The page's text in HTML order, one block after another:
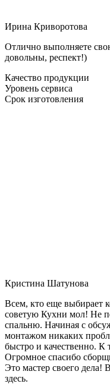
Ирина Криворотова
Отлично выполняете
довольны, респект!)
Качество продукции
Уровень сервиса
Срок изготовления
Кристина Шатунова
Всем, кто еще выбирает
советую Кухни мол! Не
спальню. Начиная с
монтажом никаких
быстро и качественно.
Огромное спасибо
Это мастер своего дела!
здесь.